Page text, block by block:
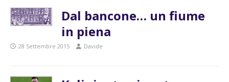
Dal bancone… un fiume
in piena
28 Settembre 2015 Davide